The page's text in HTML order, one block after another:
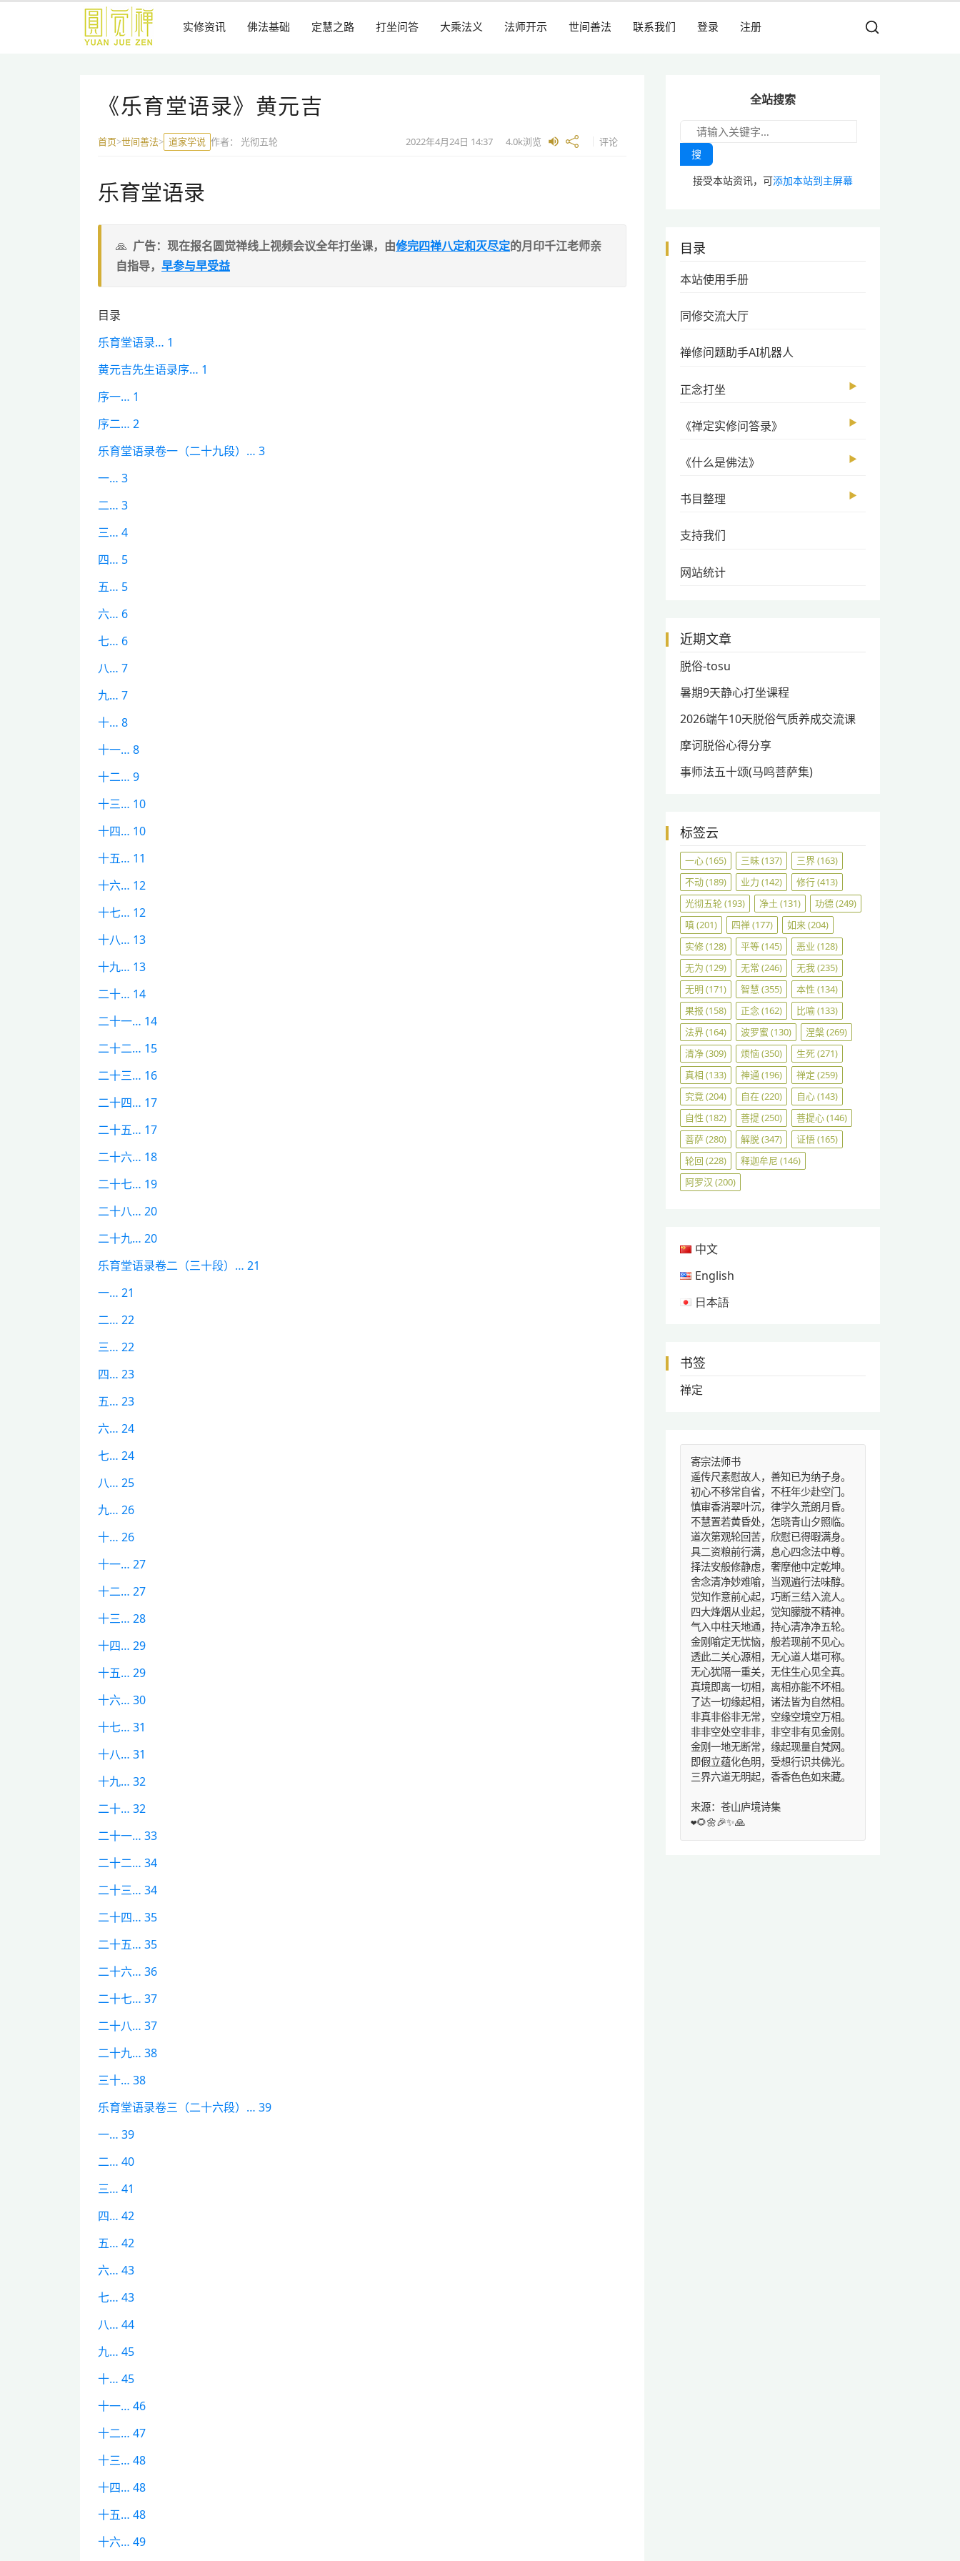
实修资讯 佛法基础 定慧之路 打坐问答 大乘法义 法师开示 世间善法 联系我们 登录 注册
《乐育堂语录》黄元吉
首页>世间善法> 道家学说 作者： 光彻五轮 2022年4月24日 14:37 4.0k浏览 评论
乐育堂语录
广告：现在报名圆觉禅线上视频会议全年打坐课，由修完四禅八定和灭尽定的月印千江老师亲
自指导， 早参与早受益
目录
乐育堂语录… 1
黄元吉先生语录序… 1
序一… 1
序二… 2
乐育堂语录卷一（二十九段）… 3
一… 3
二… 3
三… 4
四… 5
五… 5
六… 6
七… 6
八… 7
九… 7
十… 8
十一… 8
十二… 9
十三… 10
十四… 10
十五… 11
十六… 12
十七… 12
十八… 13
十九… 13
二十… 14
二十一… 14
二十二… 15
二十三… 16
二十四… 17
二十五… 17
二十六… 18
二十七… 19
二十八… 20
二十九… 20
乐育堂语录卷二（三十段）… 21
一… 21
二… 22
三… 22
四… 23
五… 23
六… 24
七… 24
八… 25
九… 26
十… 26
十一… 27
十二… 27
十三… 28
十四… 29
十五… 29
十六… 30
十七… 31
十八… 31
十九… 32
二十… 32
二十一… 33
二十二… 34
二十三… 34
二十四… 35
二十五… 35
二十六… 36
二十七… 37
二十八… 37
二十九… 38
三十… 38
乐育堂语录卷三（二十六段）… 39
一… 39
二… 40
三… 41
四… 42
五… 42
六… 43
七… 43
八… 44
九… 45
十… 45
十一… 46
十二… 47
十三… 48
十四… 48
十五… 48
十六… 49
全站搜索
搜
接受本站资讯，可添加本站到主屏幕
目录
本站使用手册
同修交流大厅
禅修问题助手AI机器人
正念打坐 ▶
《禅定实修问答录》 ▶
《什么是佛法》 ▶
书目整理 ▶
支持我们
网站统计
近期文章
脱俗-tosu
暑期9天静心打坐课程
2026端午10天脱俗气质养成交流课
摩诃脱俗心得分享
事师法五十颂(马鸣菩萨集)
标签云
一心(165) 三昧(137) 三界(163)
不动(189) 业力 (142) 修行(413)
光彻五轮(193) 净土 (131) 功德(249)
嗔(201) 四禅(177) 如来(204)
实修(128) 平等(145) 恶业 (128)
无为 (129) 无常 (246) 无我(235)
无明 (171) 智慧 (355) 本性 (134)
果报 (158) 正念(162) 比喻(133)
法界(164) 波罗蜜 (130) 涅槃(269)
清净(309) 烦恼(350) 生死(271)
真相 (133) 神通 (196) 禅定 (259)
究竟(204) 自在(220) 自心(143)
自性 (182) 菩提(250) 菩提心(146)
菩萨(280) 解脱(347) 证悟(165)
轮回 (228) 释迦牟尼 (146)
阿罗汉 (200)
中文
English
日本語
书签
禅定
寄宗法师书
遥传尺素慰故人，善知已为纳子身。
初心不移常自省，不枉年少赴空门。
慎审香消翠叶沉，律学久荒朗月昏。
不慧置若黄昏处，怎晓青山夕照临。
道次第观轮回苦，欣慰已得暇满身。
具二资粮前行满，息心四念法中尊。
择法安般修静虑，奢摩他中定乾坤。
舍念清净妙难喻，当观遍行法味醇。
觉知作意前心起，巧断三结入流人。
四大烽烟从业起，觉知朦胧不精神。
气入中柱天地通，持心清净净五轮。
金刚喻定无忧恼，般若现前不见心。
透此二关心源相，无心道人堪可称。
无心犹隔一重关，无住生心见全真。
真境即离一切相，离相亦能不坏相。
了达一切缘起相，诸法皆为自然相。
非真非俗非无常，空缘空境空万相。
非非空处空非非，非空非有见金刚。
金刚一地无断常，缘起现量自梵网。
即假立蕴化色明，受想行识共佛光。
三界六道无明起，香香色色如来藏。
来源：苍山庐境诗集
❤️🌻🌼🎉✨🙏